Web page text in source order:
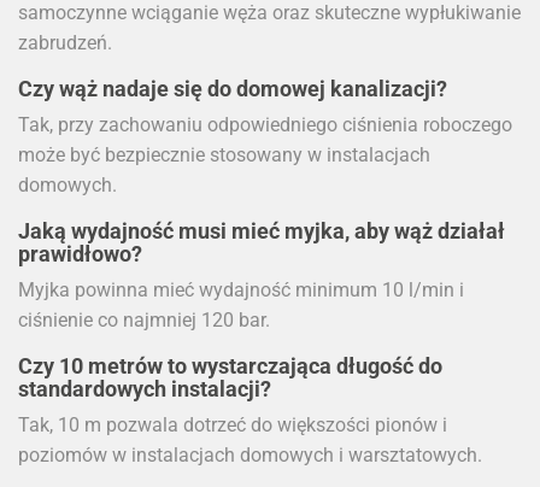
samoczynne wciąganie węża oraz skuteczne wypłukiwanie
zabrudzeń.
Czy wąż nadaje się do domowej kanalizacji?
Tak, przy zachowaniu odpowiedniego ciśnienia roboczego
może być bezpiecznie stosowany w instalacjach
domowych.
Jaką wydajność musi mieć myjka, aby wąż działał
prawidłowo?
Myjka powinna mieć wydajność minimum 10 l/min i
ciśnienie co najmniej 120 bar.
Czy 10 metrów to wystarczająca długość do
standardowych instalacji?
Tak, 10 m pozwala dotrzeć do większości pionów i
poziomów w instalacjach domowych i warsztatowych.